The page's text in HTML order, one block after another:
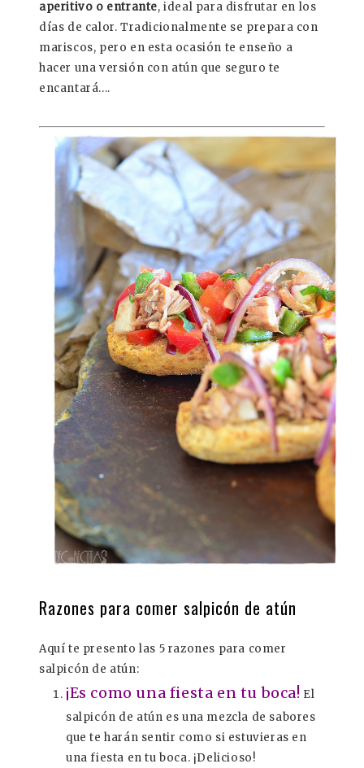
aperitivo o entrante, ideal para disfrutar en los
días de calor. Tradicionalmente se prepara con
mariscos, pero en esta ocasión te enseño a
hacer una versión con atún que seguro te
encantará....
Razones para comer salpicón de atún
Aquí te presento las 5 razones para comer
salpicón de atún:
¡Es como una fiesta en tu boca! El
salpicón de atún es una mezcla de sabores
que te harán sentir como si estuvieras en
una fiesta en tu boca. ¡Delicioso!